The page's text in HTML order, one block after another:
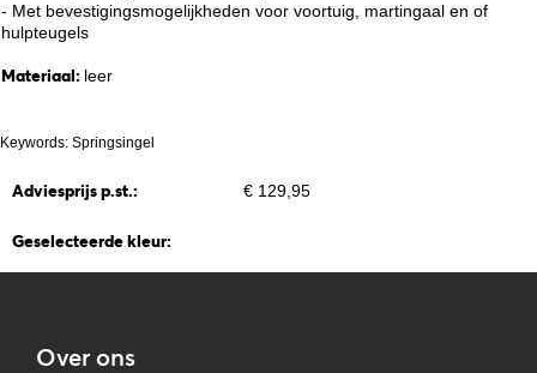
- Met bevestigingsmogelijkheden voor voortuig, martingaal en of
hulpteugels
Materiaal: leer
Keywords: Springsingel
Adviesprijs p.st.: € 129,95
Geselecteerde kleur:
Over ons